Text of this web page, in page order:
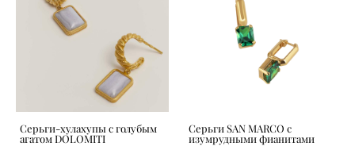
Серьги-хулахупы с голубым
агатом DOLOMITI
Серьги SAN MARCO с
изумрудными фианитами